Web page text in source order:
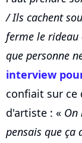
/ Ils cachent
ferme le rideau
que personne
interview
confiait sur ce
d'artiste : « On
pensais que ça